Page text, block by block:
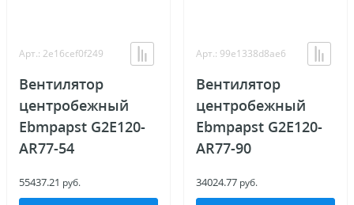
Арт.: 2e16cef0f249
Вентилятор
центробежный
Ebmpapst G2E120-
AR77-54
55437.21 руб.
Арт.: 99e1338d8ae6
Вентилятор
центробежный
Ebmpapst G2E120-
AR77-90
34024.77 руб.